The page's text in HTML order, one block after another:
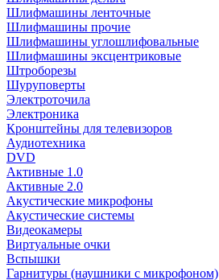
Шлифмашины ленточные
Шлифмашины прочие
Шлифмашины углошлифовальные
Шлифмашины эксцентриковые
Штроборезы
Шуруповерты
Электроточила
Электроника
Кронштейны для телевизоров
Аудиотехника
DVD
Активные 1.0
Активные 2.0
Акустические микрофоны
Акустические системы
Видеокамеры
Виртуальные очки
Вспышки
Гарнитуры (наушники с микрофоном)